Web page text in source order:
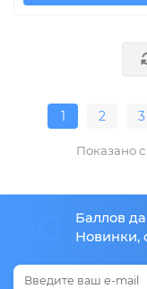
1 2 3
Показано с
Баллов
Новинки,